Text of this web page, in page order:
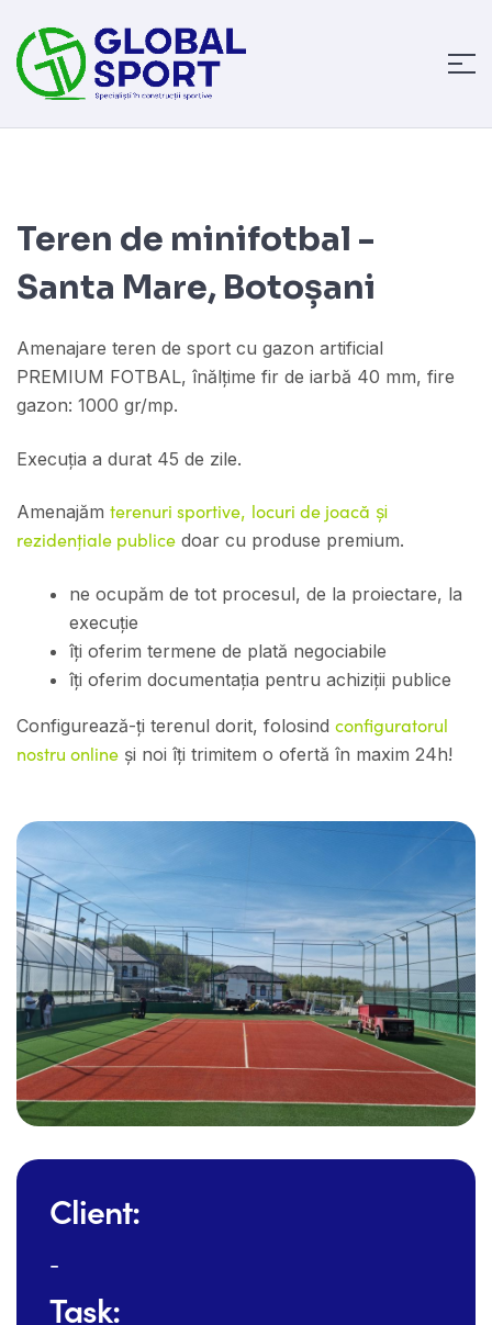
Teren de minifotbal -
Santa Mare, Botoșani
Amenajare teren de sport cu gazon artificial
PREMIUM FOTBAL, înălțime fir de iarbă 40 mm, fire
gazon: 1000 gr/mp.
Execuția a durat 45 de zile.
Amenajăm terenuri sportive, locuri de joacă și
rezidențiale publice doar cu produse premium.
ne ocupăm de tot procesul, de la proiectare, la
execuție
îți oferim termene de plată negociabile
îți oferim documentația pentru achiziții publice
Configurează-ți terenul dorit, folosind configuratorul
nostru online și noi îți trimitem o ofertă în maxim 24h!
Client:
-
Task: